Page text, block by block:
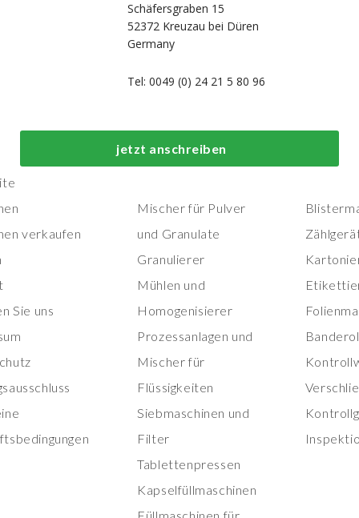
Schäfersgraben 15
52372 Kreuzau bei Düren
Germany
Tel: 0049 (0) 24 21 5 80 96
jetzt anschreiben
verkaufen
Sie uns
Top-Prozess- und
Herstellungsmaschinen
Mischer für Pulver
und Granulate
Granulierer
Mühlen und
Homogenisierer
Prozessanlagen und
Mischer für
Flüssigkeiten
Siebmaschinen und
Filter
Tablettenpressen
Kapselfüllmaschinen